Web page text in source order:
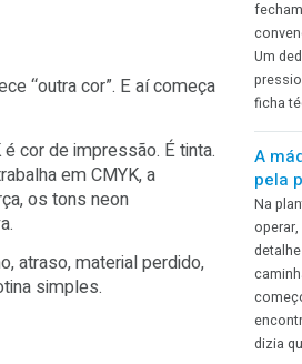
Compartilhar
FacebookLinkedIn
Compartilhe:
parece “outra cor”. E aí
CMYK é cor de impressão. É
força, os tons neon